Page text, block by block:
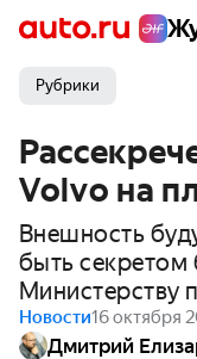
Рубрики
Volvo на
Внешность
быть секретом
Министерству
Новости16 октября
Дмитрий